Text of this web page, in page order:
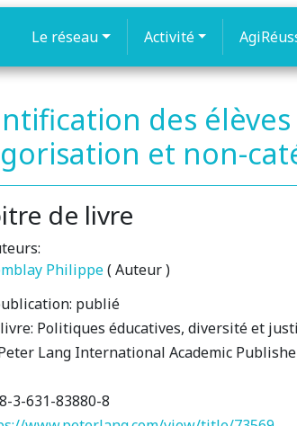
Le réseau Activité
des
et non-
de livre
Philippe( Auteur )
publié
Politiques éducatives, diversité et
Lang International Academic
3-631-83880-8